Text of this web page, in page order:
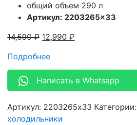
общий объем 290 л
Артикул: 2203265×33
14,590₽ 12,990 ₽
Подробнее
Написать в Whatsapp
Артикул: 2203265x33 Категории:
холодильники